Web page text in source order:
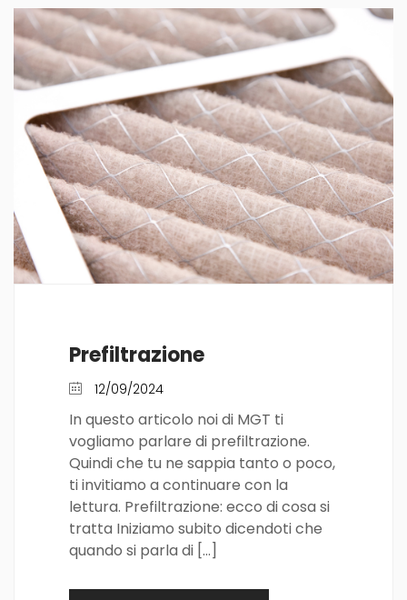
Prefiltrazione
12/09/2024
In questo articolo noi di MGT ti
vogliamo parlare di prefiltrazione.
Quindi che tu ne sappia tanto o poco,
ti invitiamo a continuare con la
lettura. Prefiltrazione: ecco di cosa si
tratta Iniziamo subito dicendoti che
quando si parla di […]